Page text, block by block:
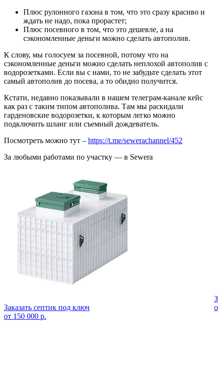
Плюс рулонного газона в том, что это сразу красиво и
ждать не надо, пока прорастет;
Плюс посевного в том, что это дешевле, а на
сэкономленные деньги можно сделать автополив.
К слову, мы голосуем за посевной, потому что на
сэкономленные деньги можно сделать неплохой автополив с
водорозетками. Если вы с нами, то не забудьте сделать этот
самый автополив до посева, а то обидно получится.
Кстати, недавно показывали в нашем телеграм-канале кейс
как раз с таким типом автополива. Там мы раскидали
гарденовские водорозетки, к которым легко можно
подключить шланг или съемный дождеватель.
Посмотреть можно тут – https://t.me/sewerachannel/452
За любыми работами по участку — в Sewera
Заказать септик под ключ
от 150 000 р.